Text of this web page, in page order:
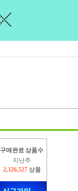
구매완료 상품수
2,326,527상품
이번주
2,224,823 상품